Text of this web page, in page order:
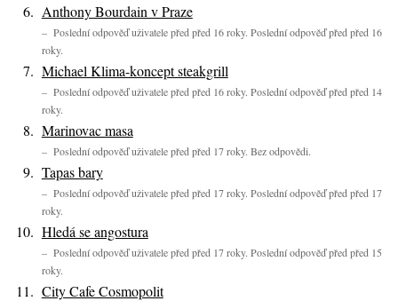
Anthony Bourdain v Praze
– Poslední odpověď uživatele před před 16 roky. Poslední odpověď před před 16
roky.
Michael Klima-koncept steakgrill
– Poslední odpověď uživatele před před 16 roky. Poslední odpověď před před 14
roky.
Marinovac masa
– Poslední odpověď uživatele před před 17 roky. Bez odpovědi.
Tapas bary
– Poslední odpověď uživatele před před 17 roky. Poslední odpověď před před 17
roky.
Hledá se angostura
– Poslední odpověď uživatele před před 17 roky. Poslední odpověď před před 15
roky.
City Cafe Cosmopolit